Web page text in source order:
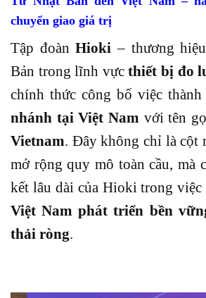
chuyển giao giá trị
Tập đoànHioki – thương
Bản trong lĩnh vựcthiết bị đo
chính thức công bố việc thành
nhánh tại Việt Nam với tên
Vietnam. Đây không chỉ là cột
mở rộng quy mô toàn cầu, mà
kết lâu dài của Hioki trong việc
Việt Nam phát triển bền
thải ròng.